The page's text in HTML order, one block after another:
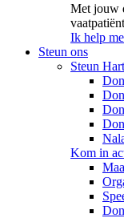
Met jouw
Ik help
Steun ons
Steun
Kom in